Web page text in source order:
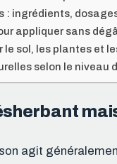
: ingrédients,
appliquer sans
le sol, les plantes et
selon le niveau
agit